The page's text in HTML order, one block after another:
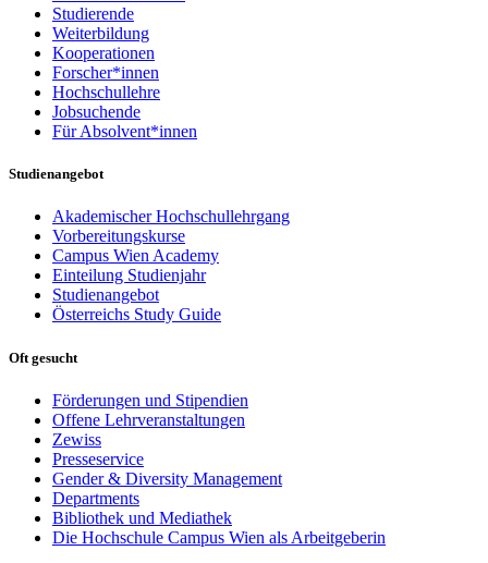
Studierende
Weiterbildung
Kooperationen
Forscher*innen
Hochschullehre
Jobsuchende
Für Absolvent*innen
Studienangebot
Akademischer Hochschullehrgang
Vorbereitungskurse
Campus Wien Academy
Einteilung Studienjahr
Studienangebot
Österreichs Study Guide
Oft gesucht
Förderungen und Stipendien
Offene Lehrveranstaltungen
Zewiss
Presseservice
Gender & Diversity Management
Departments
Bibliothek und Mediathek
Die Hochschule Campus Wien als Arbeitgeberin